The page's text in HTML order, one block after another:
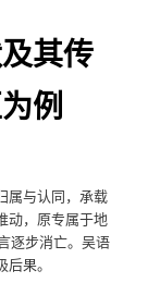
其传
例
属与认同，承载
动，原专属于地
逐步消亡。吴语
果。